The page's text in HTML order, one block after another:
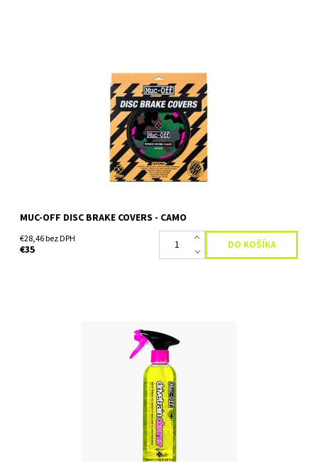
Kryt brzdových kotúčov Konečne je tu riešenie na ochranu vašich
kotúčových bŕzd počas údržby alebo tranzitu! Náš patentovaný
dizajn robí život jednoduchým, je rýchly a ľahko sa...
Skladom
MUC-OFF DISC BRAKE COVERS - CAMO
€28,46 bez DPH
€35
Čistič na reťaz a kazetu bicykla Čistiaci prostriedok Muc-Off
Drivetrain Cleaner je ideálnym pomocníkom každého cyklistu.
Skvele slúži na čistenie hnacieho...